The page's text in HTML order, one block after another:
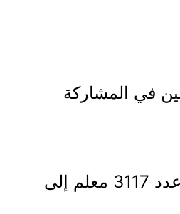
في المشاركة
تحسين مستويات عدد 3117 معلم إلى